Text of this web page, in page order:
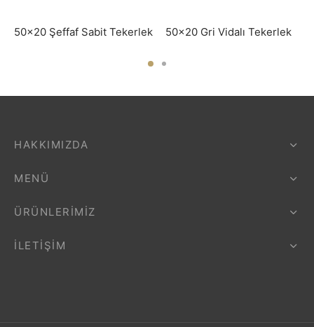
50×20 Şeffaf Sabit Tekerlek 50×20 Gri Vidalı Tekerlek
İLETIŞIM
MENÜ
ÜRÜNLERIMIZ
HAKKIMIZDA